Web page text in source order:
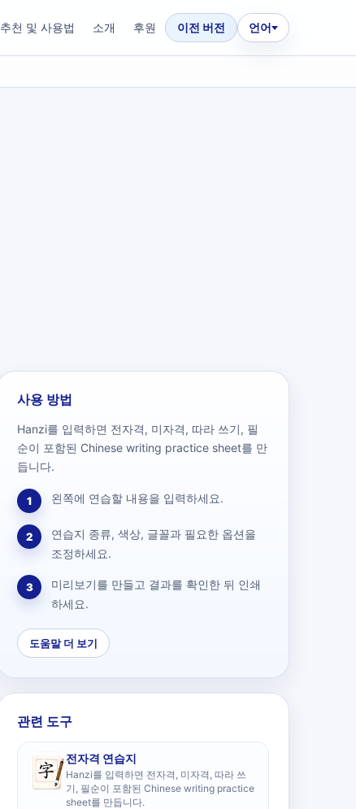
추천 및 사용법 소개 후원 이전 버전 언어
사용 방법
Hanzi를 입력하면 전자격, 미자격, 따라 쓰기, 필
순이 포함된 Chinese writing practice sheet를 만
듭니다.
1 왼쪽에 연습할 내용을 입력하세요.
2
연습지 종류, 색상, 글꼴과 필요한 옵션을
조정하세요.
3
미리보기를 만들고 결과를 확인한 뒤 인쇄
하세요.
도움말 더 보기
관련 도구
전자격 연습지
Hanzi를 입력하면 전자격, 미자격, 따라 쓰
기, 필순이 포함된 Chinese writing practice
sheet를 만듭니다.